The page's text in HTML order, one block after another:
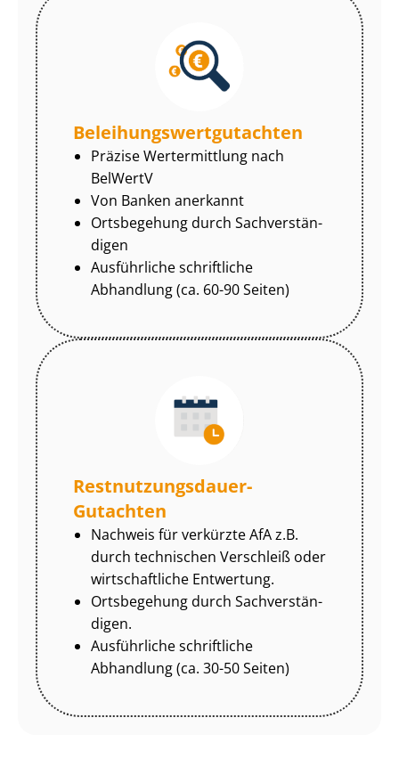
Be­lei­hungs­wert­gut­ach­ten
Präzise Wertermittlung nach
BelWertV
Von Banken anerkannt
Ortsbegehung durch Sach­ver­stän­
di­gen
Ausführliche schriftliche
Abhandlung (ca. 60-90 Seiten)
Rest­nut­zungs­dau­er-
Gutachten
Nachweis für verkürzte AfA z.B.
durch technischen Verschleiß oder
wirtschaftliche Entwertung.
Ortsbegehung durch Sach­ver­stän­
di­gen.
Ausführliche schriftliche
Abhandlung (ca. 30-50 Seiten)